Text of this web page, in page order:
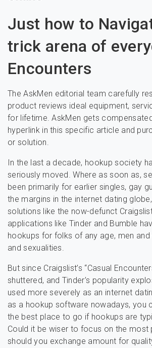
Just how to
trick arena of
Encounters
The AskMen editorial team carefully
product reviews ideal equipment,
for lifetime. AskMen gets
hyperlink in this specific article and
or solution.
In the last a decade, hookup society
seriously moved. Where as soon as,
been primarily for earlier singles, gay
the margins in the internet dating
solutions like the now-defunct
applications like Tinder and Bumble
hookups for folks of any age, men and
and sexualities.
But since Craigslist’s “Casual
shuttered, and Tinder’s popularity
used more severely as an internet
as a hookup software nowadays, you
the best place to go if hookups are
Could it be wiser to focus on the most
should you exchange amount for